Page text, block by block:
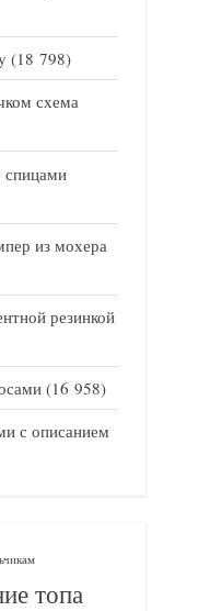
(18 798)
схема
спицами
из мохера
резинкой
(16 958)
с описанием
топа